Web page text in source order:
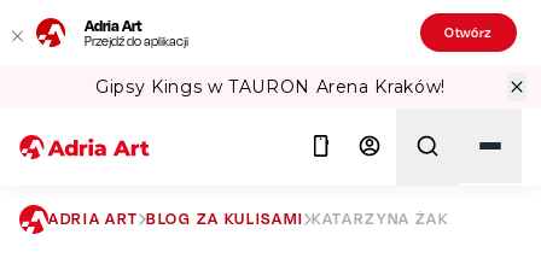
Adria Art
Przejdź do aplikacji Otwórz
w TAURON Arena Kraków!
ADRIA ART BLOG ZA KULISAMI KATARZYNA ŻAK